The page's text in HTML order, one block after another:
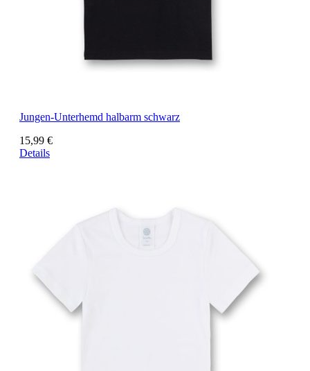
Jungen-Unterhemd halbarm schwarz
15,99 €
Details